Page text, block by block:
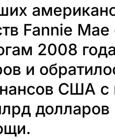
Fannie
2008
и
США с
долларов